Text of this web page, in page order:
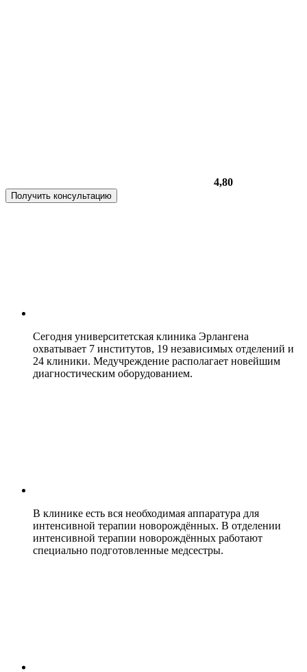
4,80
Получить консультацию
Сегодня университетская клиника Эрлангена
охватывает 7 институтов, 19 независимых отделений и
24 клиники. Медучреждение располагает новейшим
диагностическим оборудованием.
В клинике есть вся необходимая аппаратура для
интенсивной терапии новорождённых. В отделении
интенсивной терапии новорождённых работают
специально подготовленные медсестры.